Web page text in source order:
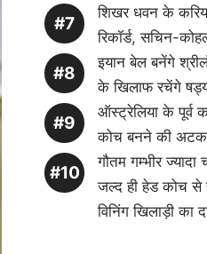
शिखर धवन के
रिकॉर्ड, सचिन-
इयान बेल बनेंगे
के खिलाफ रचेंगे
ऑस्ट्रेलिया के पूर्व
कोच बनने की
गौतम गम्भीर
जल्द ही हेड कोच से
विनिंग खिलाड़ी का